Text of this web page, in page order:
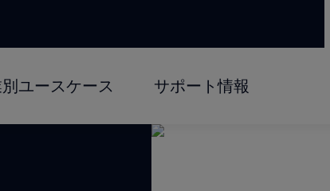
ユースケース サポート情報